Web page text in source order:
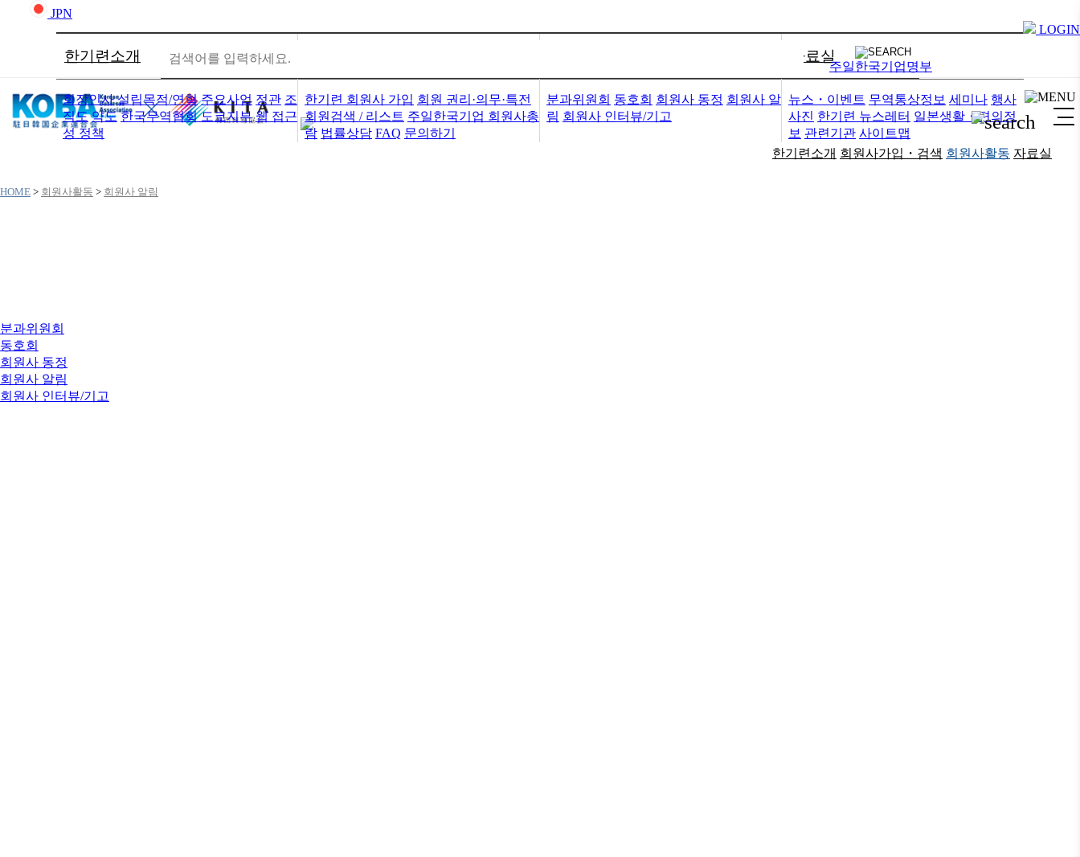
한기련소개
회장인사 설립목적/연혁 주요사업 정관 조
직도 약도 한국무역협회 도쿄지부 웹 접근
성 정책
한기련 회원사 가입 회원 권리·의무·특전
회원검색 / 리스트 주일한국기업 회원사총
람 법률상담 FAQ 문의하기
분과위원회 동호회 회원사 동정 회원사 알
림 회원사 인터뷰/기고
자료실
뉴스・이벤트 무역통상정보 세미나 행사
사진 한기련 뉴스레터 일본생활・편의정
보 관련기관 사이트맵
주일한국기업명부
JPN
LOGIN
한기련소개 회원사가입・검색 회원사활동 자료실
HOME > 회원사활동 > 회원사 알림
분과위원회
동호회
회원사 동정
회원사 알림
회원사 인터뷰/기고